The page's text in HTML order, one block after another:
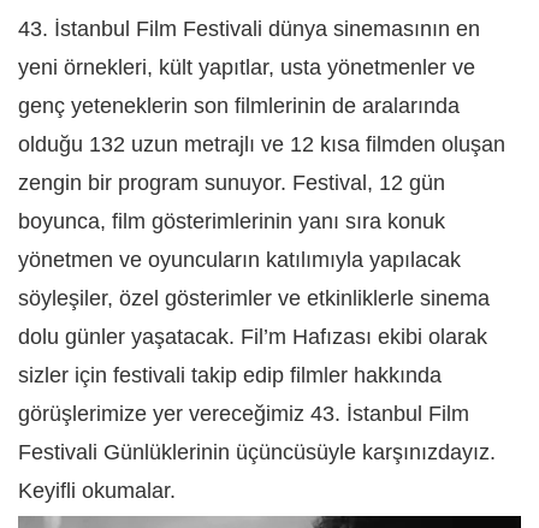
43. İstanbul Film Festivali dünya sinemasının en
yeni örnekleri, kült yapıtlar, usta yönetmenler ve
genç yeteneklerin son filmlerinin de aralarında
olduğu 132 uzun metrajlı ve 12 kısa filmden oluşan
zengin bir program sunuyor. Festival, 12 gün
boyunca, film gösterimlerinin yanı sıra konuk
yönetmen ve oyuncuların katılımıyla yapılacak
söyleşiler, özel gösterimler ve etkinliklerle sinema
dolu günler yaşatacak. Fil’m Hafızası ekibi olarak
sizler için festivali takip edip filmler hakkında
görüşlerimize yer vereceğimiz 43. İstanbul Film
Festivali Günlüklerinin üçüncüsüyle karşınızdayız.
Keyifli okumalar.